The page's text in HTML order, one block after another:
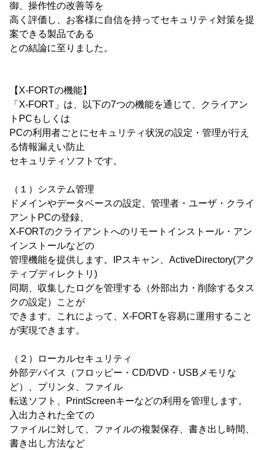
御、操作性の改善等を
高く評価し、お客様に自信を持ってセキュリティ対策を提
案できる製品である
との結論に至りました。
【X-FORTの機能】
「X-FORT」は、以下の7つの機能を通じて、クライアン
トPCもしくは
PCの利用者ごとにセキュリティ状況の設定・管理が行え
る情報漏えい防止
セキュリティソフトです。
（１）システム管理
ドメインやデータベースの設定、管理者・ユーザ・クライ
アントPCの登録、
X-FORTのクライアントへのリモートインストール・アン
インストールなどの
管理機能を提供します。IPスキャン、ActiveDirectory(アク
ティブディレクトリ)
同期、収集したログを管理する（外部出力・削除するタス
クの設定）ことが
できます。これによって、X-FORTを容易に運用すること
が実現できます。
（２）ローカルセキュリティ
外部デバイス（フロッピー・CD/DVD・USBメモリな
ど）、プリンタ、ファイル
転送ソフト、PrintScreenキーなどの利用を管理します。
入出力された全ての
ファイルに対して、ファイルの複製保存、書き出し時間、
書き出し方法など